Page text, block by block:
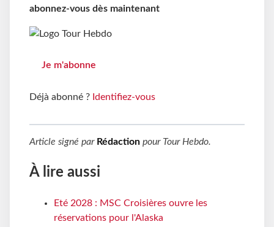
abonnez-vous dès maintenant
Je m'abonne
Déjà abonné ? Identifiez-vous
Article signé par Rédaction pour Tour Hebdo.
À lire aussi
Eté 2028 : MSC Croisières ouvre les
réservations pour l'Alaska